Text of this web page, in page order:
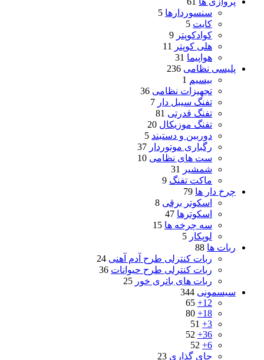
سنسوردارها 5
کایت 5
کوادکوپتر 9
هلی کوپتر
11
هواپیما 31
پلیسی نظامی 236
بیسیم 1
تجهیزات نظامی 36
تفنگ سیبل دار 7
تفنگ قدرتی 81
تفنگ موزیکال 20
دوربین و دستبند 5
رگباری موتوردار 37
ست های نظامی 10
شمشیر
31
ماکت تفنگ 9
چرخ دار ها 79
اسکوتر برقی 8
اسکوترها 47
سه چرخه ها 15
لوپکار 5
ربات ها 88
ربات کنترلی طرح آدم آهنی 24
ربات کنترلی طرح حیوانات 36
ربات های باتری خور 25
سیسمونی 344
12+
65
18+
80
3+
51
36+
52
6+
52
جای گذاری 23